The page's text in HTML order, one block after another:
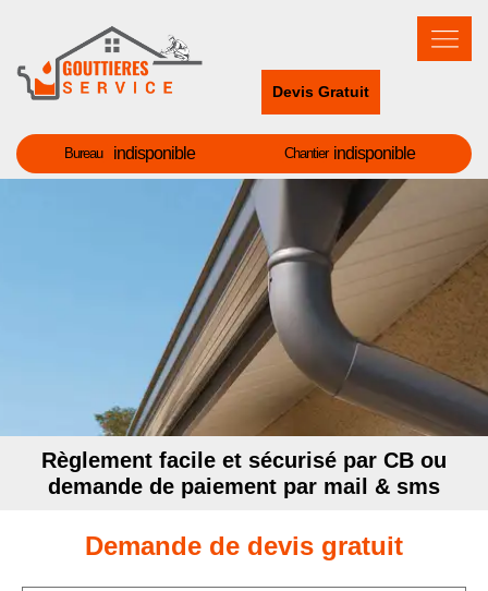
Devis Gratuit
Bureau indisponible Chantier indisponible
Règlement facile et sécurisé par CB ou
demande de paiement par mail & sms
Demande de devis gratuit